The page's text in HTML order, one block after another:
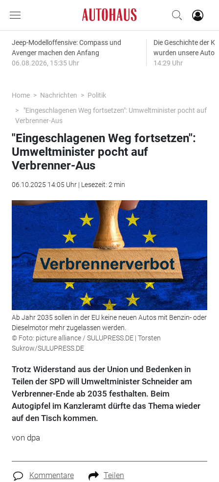
Jeep-Modelloffensive: Compass und
Avenger machen den Anfang
06.08.2026, 15:35 Uhr
Die Geschichte der
wurden unsere
14:29 Uhr
Home Nachrichten
Politik
"Eingeschlagenen Weg fortsetzen": Umweltminister pocht auf
Verbrenner-Aus
"Eingeschlagenen Weg fortsetzen":
Umweltminister pocht auf
Verbrenner-Aus
06.10.2025 14:05 Uhr | Lesezeit: 2 min
Ab Jahr 2035 sollen in der EU keine neuen Autos mit Benzin- oder
Dieselmotor mehr zugelassen werden.
© Foto: picture alliance / SULUPRESS.DE | Torsten
Sukrow/SULUPRESS.DE
Trotz Widerstand aus der Union und Bedenken in
Teilen der SPD will Umweltminister Schneider am
Verbrenner-Ende ab 2035 festhalten. Beim
Autogipfel im Kanzleramt dürfte das Thema wieder
auf den Tisch kommen.
von dpa
Kommentare Teilen